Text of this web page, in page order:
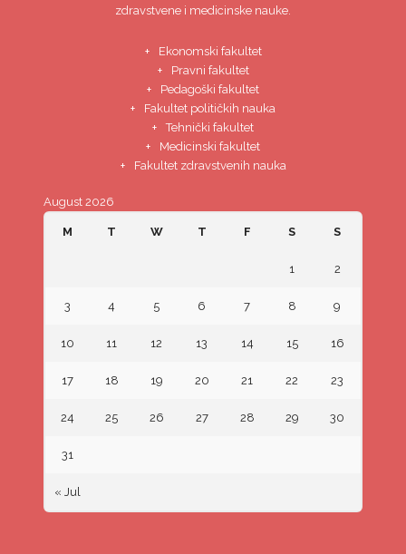
zdravstvene i medicinske nauke.
Ekonomski fakultet
Pravni fakultet
Pedagoški fakultet
Fakultet političkih nauka
Tehnički fakultet
Medicinski fakultet
Fakultet zdravstvenih nauka
August 2026
M T W T F S S
« Jul
1 2
3 4 5 6 7 8 9
10 11 12 13 14 15 16
17 18 19 20 21 22 23
24 25 26 27 28 29 30
31